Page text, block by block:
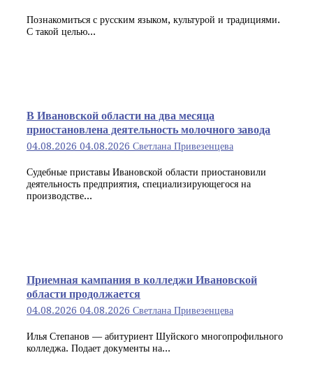
Познакомиться с русским языком, культурой и традициями.
С такой целью...
В Ивановской области на два месяца
приостановлена деятельность молочного завода
04.08.2026 04.08.2026 Светлана Привезенцева
Судебные приставы Ивановской области приостановили
деятельность предприятия, специализирующегося на
производстве...
Приемная кампания в колледжи Ивановской
области продолжается
04.08.2026 04.08.2026 Светлана Привезенцева
Илья Степанов — абитуриент Шуйского многопрофильного
колледжа. Подает документы на...